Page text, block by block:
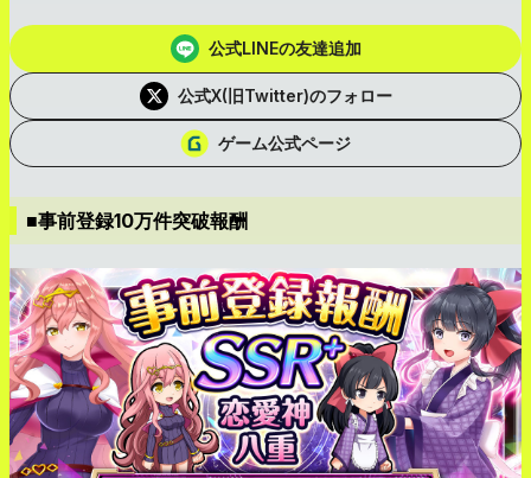
公式LINEの友達追加
公式X(旧Twitter)のフォロー
ゲーム公式ページ
■事前登録10万件突破報酬